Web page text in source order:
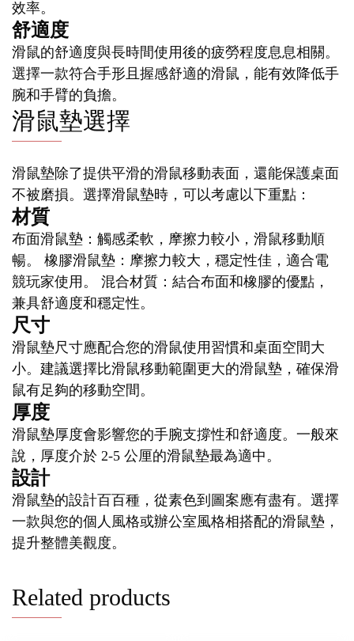
效率。
舒適度
滑鼠的舒適度與長時間使用後的疲勞程度息息相關。
選擇一款符合手形且握感舒適的滑鼠，能有效降低手
腕和手臂的負擔。
滑鼠墊選擇
滑鼠墊除了提供平滑的滑鼠移動表面，還能保護桌面
不被磨損。選擇滑鼠墊時，可以考慮以下重點：
材質
布面滑鼠墊：觸感柔軟，摩擦力較小，滑鼠移動順
暢。 橡膠滑鼠墊：摩擦力較大，穩定性佳，適合電
競玩家使用。 混合材質：結合布面和橡膠的優點，
兼具舒適度和穩定性。
尺寸
滑鼠墊尺寸應配合您的滑鼠使用習慣和桌面空間大
小。建議選擇比滑鼠移動範圍更大的滑鼠墊，確保滑
鼠有足夠的移動空間。
厚度
滑鼠墊厚度會影響您的手腕支撐性和舒適度。一般來
說，厚度介於 2-5 公厘的滑鼠墊最為適中。
設計
滑鼠墊的設計百百種，從素色到圖案應有盡有。選擇
一款與您的個人風格或辦公室風格相搭配的滑鼠墊，
提升整體美觀度。
Related products